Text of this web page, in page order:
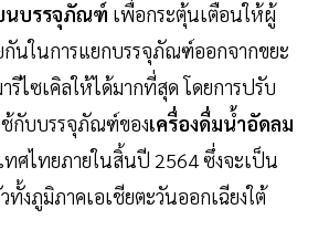
นบรรจุภัณฑ์ เพื่อกระตุ้นเตือนให้ผู้
กันในการแยกบรรจุภัณฑ์ออกจากขยะ
ไซเคิลให้ได้มากที่สุด โดยการปรับ
กับบรรจุภัณฑ์ของเครื่องดื่มน้ำอัดลม
ศไทยภายในสิ้นปี 2564 ซึ่งจะเป็น
ทั้งภูมิภาคเอเชียตะวันออกเฉียงใต้